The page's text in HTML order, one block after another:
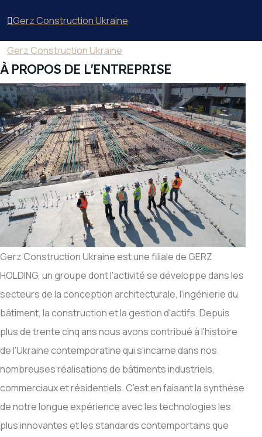
Gerz Construction Ukraine
Gerz Construction Ukraine
À PROPOS DE L'ENTREPRISE
Gerz Construction Ukraine est une filiale de GERZ
HOLDING, un groupe dont l'activité se développe dans les
secteurs de la conception architecturale, l'ingénierie du
bâtiment, la construction et la gestion d'actifs. Depuis
plus de trente cinq ans nous avons contribué à l'histoire
de l'Ukraine contemporatine qui s'incarne dans nos
nombreuses réalisations de bâtiments industriels,
commerciaux et résidentiels. C'est en faisant la synthèse
de notre longue expérience avec les technologies les
plus innovantes et les standards contemportains que